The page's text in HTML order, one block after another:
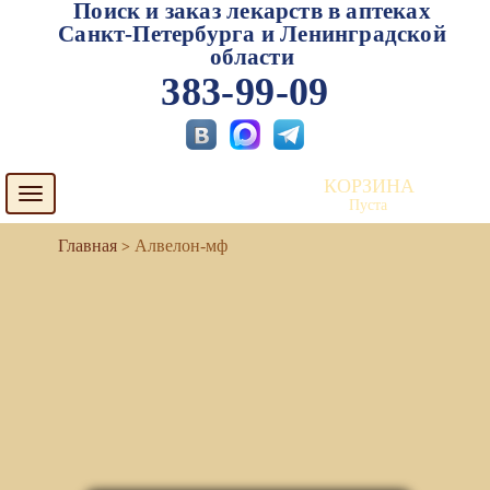
Поиск и заказ лекарств в аптеках
Санкт-Петербурга и Ленинградской
области
383-99-09
Toggle
navigation
КОРЗИНА
Пуста
Алвелон-мф